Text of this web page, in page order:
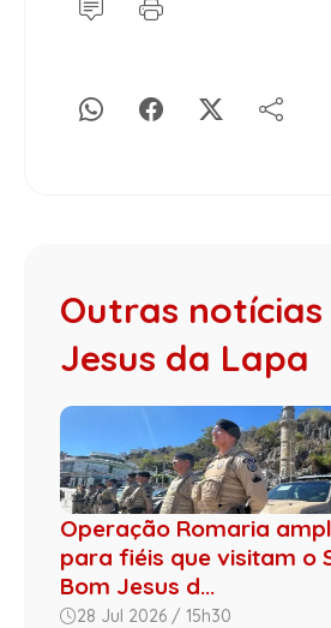
Outras notícias
Jesus da Lapa
Operação Romaria
para fiéis que visitam o
Bom Jesus d...
28 Jul 2026 / 15h30